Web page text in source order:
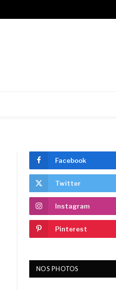
Facebook
Twitter
Instagram
Pinterest
NOS PHOTOS